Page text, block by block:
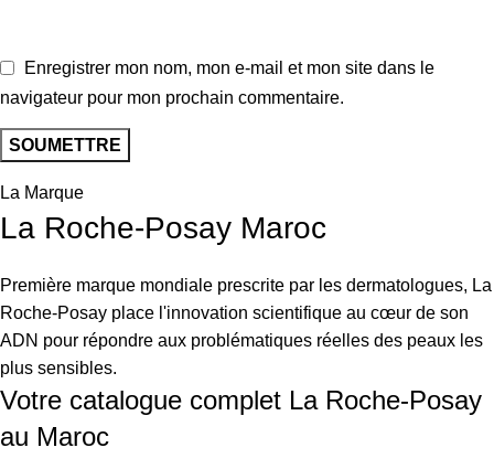
Enregistrer mon nom, mon e-mail et mon site dans le
navigateur pour mon prochain commentaire.
La Marque
La Roche-Posay Maroc
Première marque mondiale prescrite par les dermatologues, La
Roche-Posay place l'innovation scientifique au cœur de son
ADN pour répondre aux problématiques réelles des peaux les
plus sensibles.
Votre catalogue complet La Roche-Posay
au Maroc